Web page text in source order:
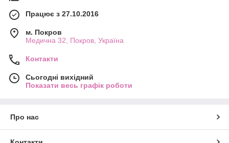
Працює з 27.10.2016
м. Покров
Медична 32, Покров, Україна
Контакти
Сьогодні вихідний
Показати весь графік роботи
Про нас